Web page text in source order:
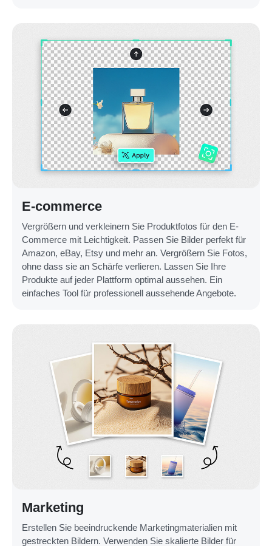
E-commerce
Vergrößern und verkleinern Sie Produktfotos für den E-
Commerce mit Leichtigkeit. Passen Sie Bilder perfekt für
Amazon, eBay, Etsy und mehr an. Vergrößern Sie Fotos,
ohne dass sie an Schärfe verlieren. Lassen Sie Ihre
Produkte auf jeder Plattform optimal aussehen. Ein
einfaches Tool für professionell aussehende Angebote.
Marketing
Erstellen Sie beeindruckende Marketingmaterialien mit
gestreckten Bildern. Verwenden Sie skalierte Bilder für